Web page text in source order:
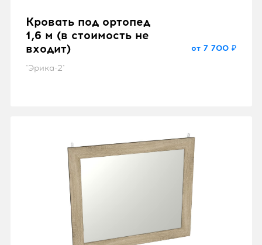
Кровать под ортопед
1,6 м (в стоимость не
входит)
"Эрика-2"
от 7 700 ₽